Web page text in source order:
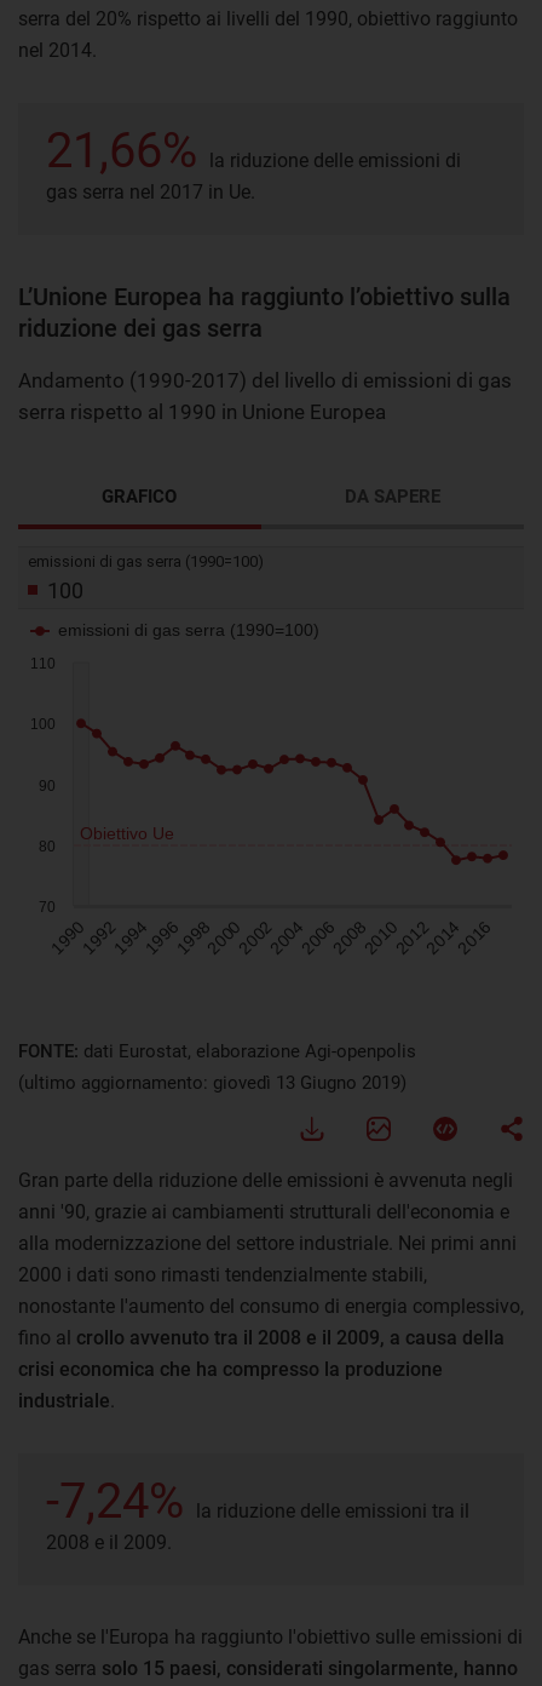
serra del 20% rispetto ai livelli del 1990, obiettivo raggiunto
nel 2014.
21,66%
la riduzione delle emissioni di
gas serra nel 2017 in Ue.
L’Unione Europea ha raggiunto l’obiettivo sulla
riduzione dei gas serra
Andamento (1990-2017) del livello di emissioni di gas
serra rispetto al 1990 in Unione Europea
GRAFICO DA SAPERE
FONTE: dati Eurostat, elaborazione Agi-openpolis
(ultimo aggiornamento: giovedì 13 Giugno 2019)
Gran parte della riduzione delle emissioni è avvenuta negli
anni '90, grazie ai cambiamenti strutturali dell'economia e
alla modernizzazione del settore industriale. Nei primi anni
2000 i dati sono rimasti tendenzialmente stabili,
nonostante l'aumento del consumo di energia complessivo,
fino al crollo avvenuto tra il 2008 e il 2009, a causa della
crisi economica che ha compresso la produzione
industriale
-7,24%
la riduzione delle emissioni tra il
2008 e il 2009.
Anche se l'Europa ha raggiunto l'obiettivo sulle emissioni di
gas serra solo 15 paesi, considerati singolarmente, hanno